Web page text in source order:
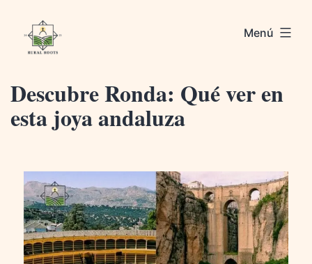
contenido
Roots
Menú
Descubre Ronda: Qué ver en
esta joya andaluza